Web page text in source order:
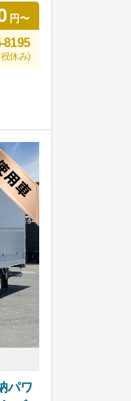
円〜
8195
休み)
パワ